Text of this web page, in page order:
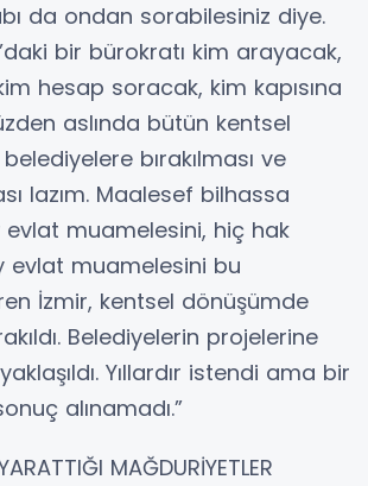
da ondan sorabilesiniz diye.
bir bürokratı kim arayacak,
hesap soracak, kim kapısına
aslında bütün kentsel
bırakılması ve
lazım. Maalesef bilhassa
evlat muamelesini, hiç hak
evlat muamelesini bu
İzmir, kentsel dönüşümde
Belediyelerin projelerine
Yıllardır istendi ama bir
alınamadı.”
MAĞDURİYETLER